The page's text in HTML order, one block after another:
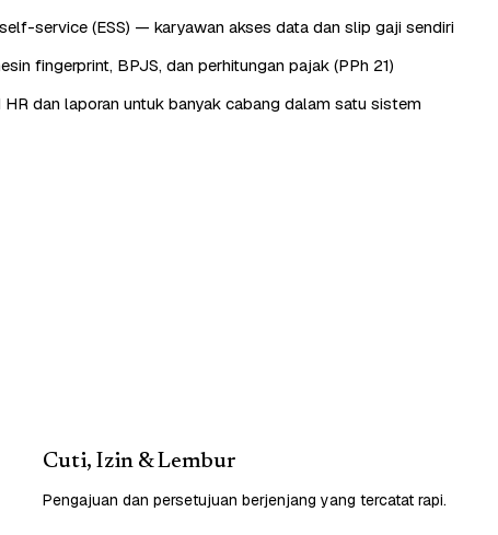
service (ESS) — karyawan akses data dan slip gaji sendiri
fingerprint, BPJS, dan perhitungan pajak (PPh 21)
HR dan laporan untuk banyak cabang dalam satu sistem
Cuti, Izin & Lembur
Pengajuan dan persetujuan berjenjang yang tercatat rapi.